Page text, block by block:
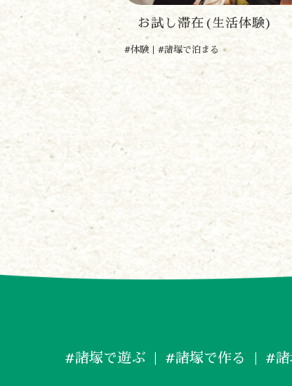
お試し滞在(生活体験)
#体験 #諸塚で泊まる
#諸塚で遊ぶ #諸塚で作る #諸